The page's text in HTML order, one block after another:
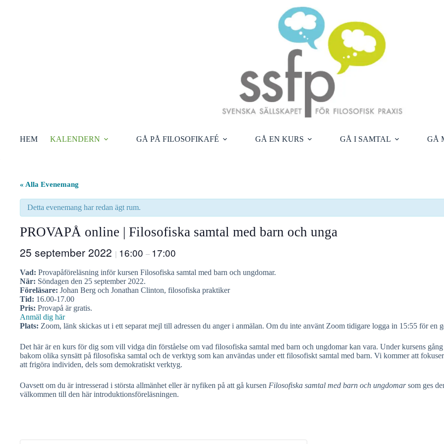
HEM KALENDERN GÅ PÅ FILOSOFIKAFÉ GÅ EN KURS GÅ I SAMTAL GÅ
« Alla Evenemang
Detta evenemang har redan ägt rum.
PROVAPÅ online | Filosofiska samtal med barn och unga
25 september 2022 | 16:00 – 17:00
Vad: Provapåföreläsning inför kursen Filosofiska samtal med barn och ungdomar.
När: Söndagen den 25 september 2022.
Föreläsare: Johan Berg och Jonathan Clinton, filosofiska praktiker
Tid: 16.00-17.00
Pris: Provapå är gratis.
Anmäl dig här
Plats: Zoom, länk skickas ut i ett separat mejl till adressen du anger i anmälan. Om du inte använt Zoom tidigare logga in 15:55 för en
Det här är en kurs för dig som vill vidga din förståelse om vad filosofiska samtal med barn och ungdomar kan vara. Under kursens
bakom olika synsätt på filosofiska samtal och de verktyg som kan användas under ett filosofiskt samtal med barn. Vi kommer att
att frigöra individen, dels som demokratiskt verktyg.
Oavsett om du är intresserad i största allmänhet eller är nyfiken på att gå kursen Filosofiska samtal med barn och ungdomarsom ges
välkommen till den här introduktionsföreläsningen.